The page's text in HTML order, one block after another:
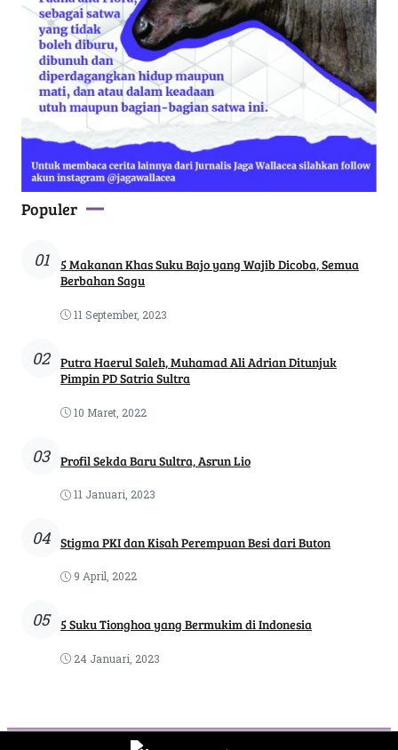
Populer
01
5 Makanan Khas Suku Bajo yang Wajib Dicoba, Semua
Berbahan Sagu
11 September, 2023
02
Putra Haerul Saleh, Muhamad Ali Adrian Ditunjuk
Pimpin PD Satria Sultra
10 Maret, 2022
03 Profil Sekda Baru Sultra, Asrun Lio
11 Januari, 2023
04 Stigma PKI dan Kisah Perempuan Besi dari Buton
9 April, 2022
05 5 Suku Tionghoa yang Bermukim di Indonesia
24 Januari, 2023